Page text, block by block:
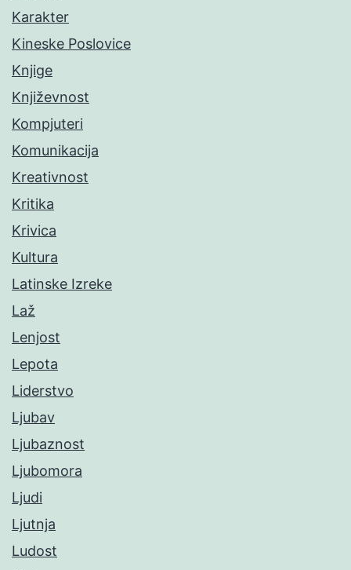
Karakter
Kineske Poslovice
Knjige
Književnost
Kompjuteri
Komunikacija
Kreativnost
Kritika
Krivica
Kultura
Latinske Izreke
Laž
Lenjost
Lepota
Liderstvo
Ljubav
Ljubaznost
Ljubomora
Ljudi
Ljutnja
Ludost